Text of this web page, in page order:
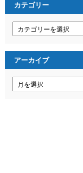
カテゴリー
アーカイブ